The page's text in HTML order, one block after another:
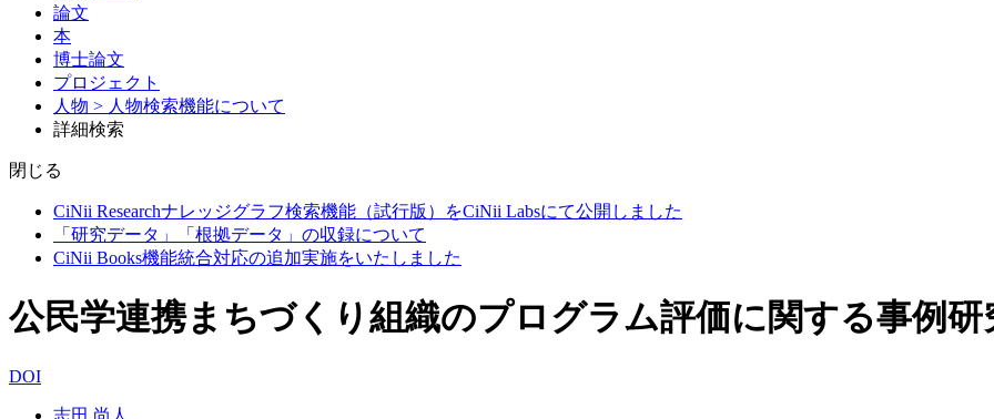
論文
本
博士論文
プロジェクト
人物 > 人物検索機能について
詳細検索
閉じる
CiNii Researchナレッジグラフ検索機能（試行版）をCiNii Labsにて公開しました
「研究データ」「根拠データ」の収録について
CiNii Books機能統合対応の追加実施をいたしました
公民学連携まちづくり組織のプログラム評価に関する事例研
DOI
志田 尚人